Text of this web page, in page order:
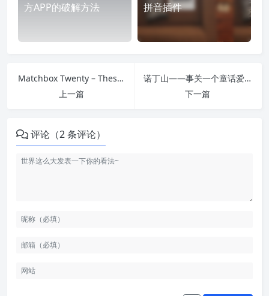
方APP的破解方法
拼音插件
Matchbox Twenty – These Hard Times
上一篇
诺丁山——事关一个童话爱情故事
下一篇
评论（2 条评论）